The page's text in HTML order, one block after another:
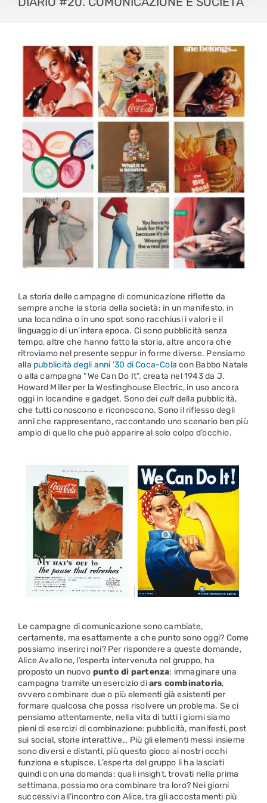
La storia delle campagne di comunicazione riflette da
sempre anche la storia della società: in un manifesto, in
una locandina o in uno spot sono racchiusi i valori e il
linguaggio di un’intera epoca. Ci sono pubblicità senza
tempo, altre che hanno fatto la storia, altre ancora che
ritroviamo nel presente seppur in forme diverse. Pensiamo
alla pubblicità degli anni ’30 di Coca-Cola con Babbo Natale
o alla campagna “We Can Do It”, creata nel 1943 da J.
Howard Miller per la Westinghouse Electric, in uso ancora
oggi in locandine e gadget. Sono dei cultdella pubblicità,
che tutti conoscono e riconoscono. Sono il riflesso degli
anni che rappresentano, raccontando uno scenario ben più
ampio di quello che può apparire al solo colpo d’occhio.
Le campagne di comunicazione sono cambiate,
certamente, ma esattamente a che punto sono oggi? Come
possiamo inserirci noi? Per rispondere a queste domande,
Alice Avallone, l’esperta intervenuta nel gruppo, ha
proposto un nuovo punto di partenza: immaginare una
campagna tramite un esercizio diars combinatoria,
ovvero combinare due o più elementi già esistenti per
formare qualcosa che possa risolvere un problema. Se ci
pensiamo attentamente, nella vita di tutti i giorni siamo
pieni di esercizi di combinazione: pubblicità, manifesti, post
sui social, storie interattive… Più gli elementi messi insieme
sono diversi e distanti, più questo gioco ai nostri occhi
funziona e stupisce. L’esperta del gruppo li ha lasciati
quindi con una domanda: quali insight, trovati nella prima
settimana, possiamo ora combinare tra loro? Nei giorni
successivi all’incontro con Alice, tra gli accostamenti più